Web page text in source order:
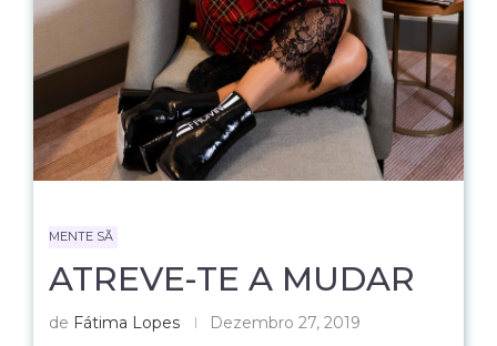
MENTE SÃ
ATREVE-TE A MUDAR
de Fátima Lopes Dezembro 27, 2019